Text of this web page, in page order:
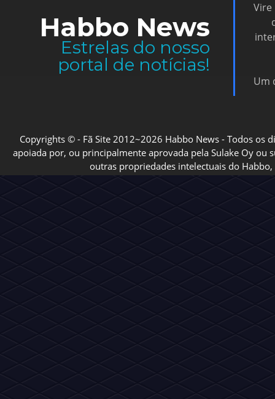
Habbo News
Estrelas do nosso
portal de notícias!
Vire
Um
Copyrights © - Fã Site 2012~2026 Habbo News - Todos os
apoiada por, ou principalmente aprovada pela Sulake Oy ou
outras propriedades intelectuais do